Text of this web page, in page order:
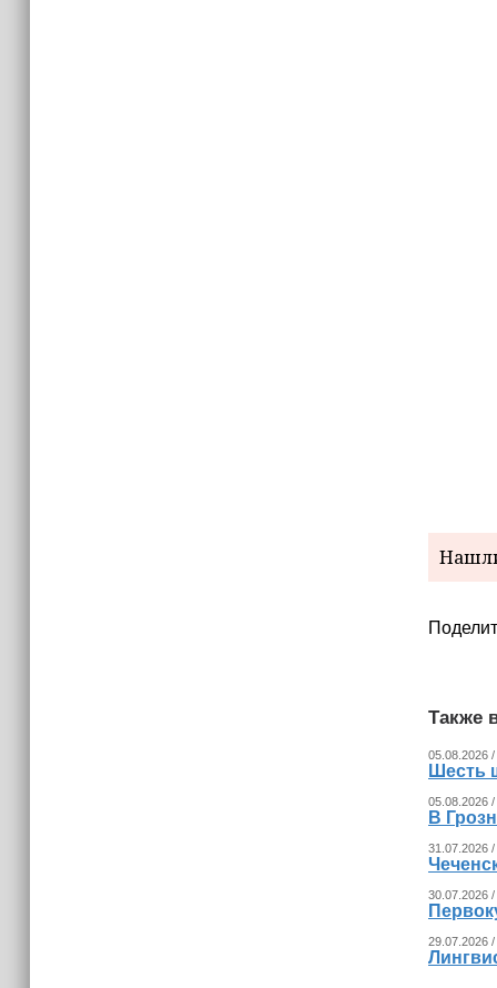
Также
05.08.2026 /
Шесть
05.08.2026
В
31.07.2026
30.07.2026
29.07.2026